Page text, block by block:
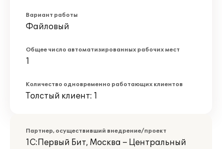
Вариант работы
Файловый
Общее число автоматизированных рабочих мест
1
Количество одновременно работающих клиентов
Толстый клиент: 1
Партнер, осуществивший внедрение/проект
1С:Первый Бит, Москва – Центральный